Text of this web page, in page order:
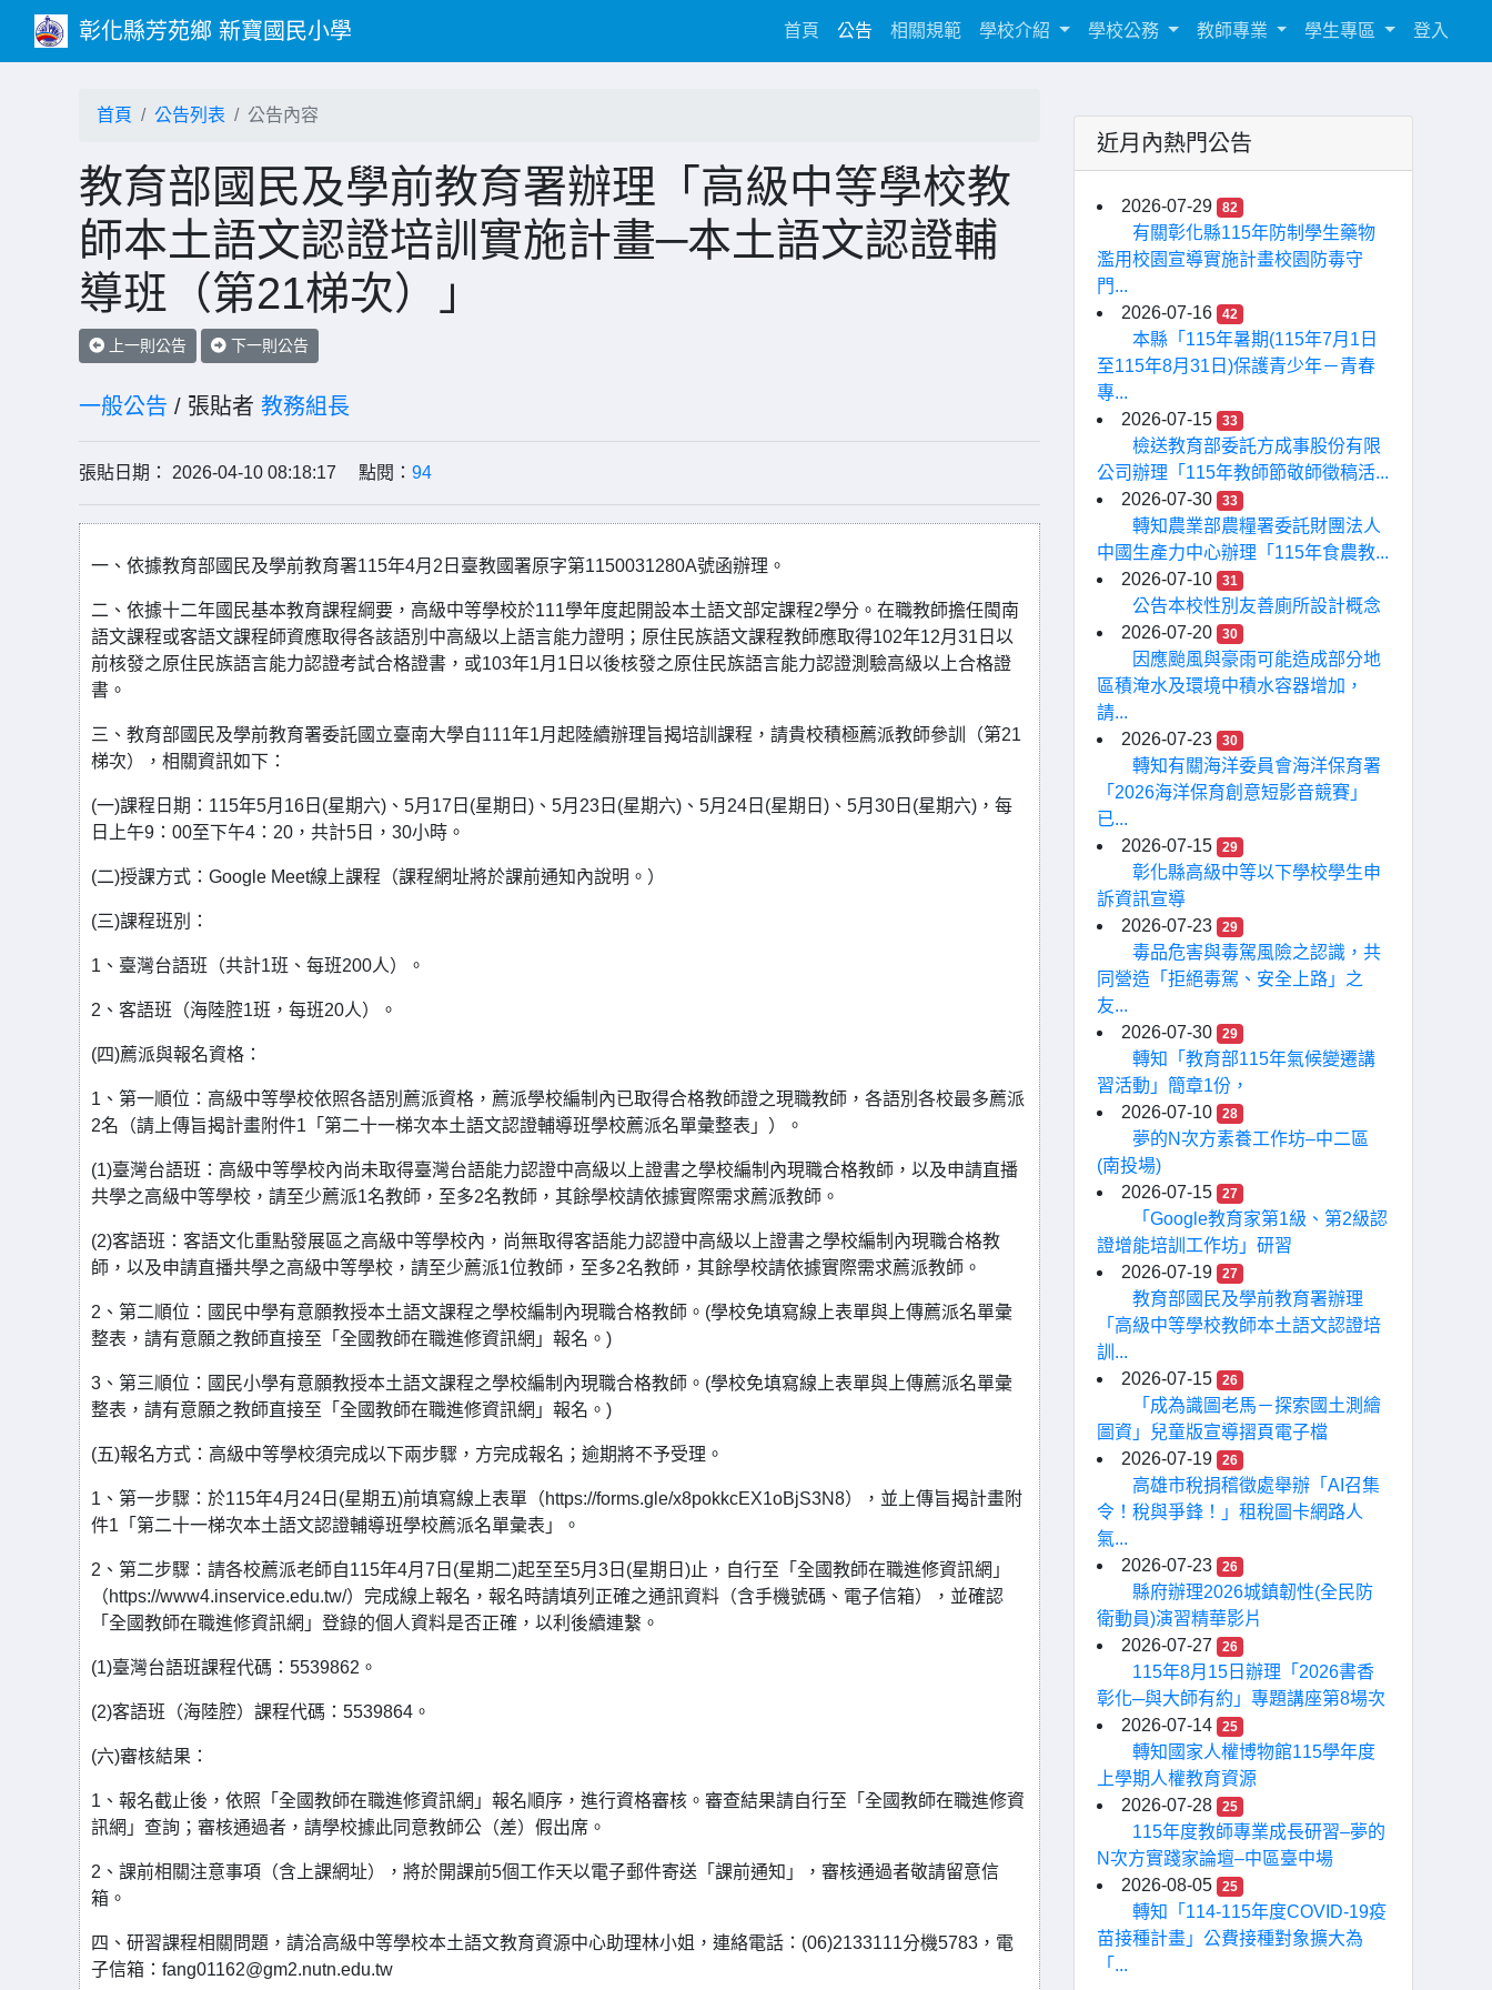
彰化縣芳苑鄉 新寶國民小學 首頁 (current)
公告 相關規範 學校介紹 學校公務 教師專業 學生專區 登入
首頁 公告列表 公告內容
教育部國民及學前教育署辦理「高級中等學校教
師本土語文認證培訓實施計畫─本土語文認證輔
導班（第21梯次）」
上一則公告 下一則公告
一般公告 / 張貼者 教務組長
張貼日期： 2026-04-10 08:18:17 點閱： 94
一、依據教育部國民及學前教育署115年4月2日臺教國署原字第1150031280A號函辦理。
二、依據十二年國民基本教育課程綱要，高級中等學校於111學年度起開設本土語文部定課程2學分。在職教師擔任閩南
語文課程或客語文課程師資應取得各該語別中高級以上語言能力證明；原住民族語文課程教師應取得102年12月31日以
前核發之原住民族語言能力認證考試合格證書，或103年1月1日以後核發之原住民族語言能力認證測驗高級以上合格證
書。
三、教育部國民及學前教育署委託國立臺南大學自111年1月起陸續辦理旨揭培訓課程，請貴校積極薦派教師參訓（第21
梯次），相關資訊如下：
(一)課程日期：115年5月16日(星期六)、5月17日(星期日)、5月23日(星期六)、5月24日(星期日)、5月30日(星期六)，每
日上午9：00至下午4：20，共計5日，30小時。
(二)授課方式：Google Meet線上課程（課程網址將於課前通知內說明。）
(三)課程班別：
1、臺灣台語班（共計1班、每班200人）。
2、客語班（海陸腔1班，每班20人）。
(四)薦派與報名資格：
1、第一順位：高級中等學校依照各語別薦派資格，薦派學校編制內已取得合格教師證之現職教師，各語別各校最多薦派
2名（請上傳旨揭計畫附件1「第二十一梯次本土語文認證輔導班學校薦派名單彙整表」）。
(1)臺灣台語班：高級中等學校內尚未取得臺灣台語能力認證中高級以上證書之學校編制內現職合格教師，以及申請直播
共學之高級中等學校，請至少薦派1名教師，至多2名教師，其餘學校請依據實際需求薦派教師。
(2)客語班：客語文化重點發展區之高級中等學校內，尚無取得客語能力認證中高級以上證書之學校編制內現職合格教
師，以及申請直播共學之高級中等學校，請至少薦派1位教師，至多2名教師，其餘學校請依據實際需求薦派教師。
2、第二順位：國民中學有意願教授本土語文課程之學校編制內現職合格教師。(學校免填寫線上表單與上傳薦派名單彙
整表，請有意願之教師直接至「全國教師在職進修資訊網」報名。)
3、第三順位：國民小學有意願教授本土語文課程之學校編制內現職合格教師。(學校免填寫線上表單與上傳薦派名單彙
整表，請有意願之教師直接至「全國教師在職進修資訊網」報名。)
(五)報名方式：高級中等學校須完成以下兩步驟，方完成報名；逾期將不予受理。
1、第一步驟：於115年4月24日(星期五)前填寫線上表單（https://forms.gle/x8pokkcEX1oBjS3N8），並上傳旨揭計畫附
件1「第二十一梯次本土語文認證輔導班學校薦派名單彙表」。
2、第二步驟：請各校薦派老師自115年4月7日(星期二)起至至5月3日(星期日)止，自行至「全國教師在職進修資訊網」
（https://www4.inservice.edu.tw/）完成線上報名，報名時請填列正確之通訊資料（含手機號碼、電子信箱），並確認
「全國教師在職進修資訊網」登錄的個人資料是否正確，以利後續連繫。
(1)臺灣台語班課程代碼：5539862。
(2)客語班（海陸腔）課程代碼：5539864。
(六)審核結果：
1、報名截止後，依照「全國教師在職進修資訊網」報名順序，進行資格審核。審查結果請自行至「全國教師在職進修資
訊網」查詢；審核通過者，請學校據此同意教師公（差）假出席。
2、課前相關注意事項（含上課網址），將於開課前5個工作天以電子郵件寄送「課前通知」，審核通過者敬請留意信
箱。
四、研習課程相關問題，請洽高級中等學校本土語文教育資源中心助理林小姐，連絡電話：(06)2133111分機5783，電
子信箱：fang01162@gm2.nutn.edu.tw
近月內熱門公告
2026-07-29 82
有關彰化縣115年防制學生藥物
濫用校園宣導實施計畫校園防毒守
門...
2026-07-16
42
本縣「115年暑期(115年7月1日
至115年8月31日)保護青少年－青春
專...
2026-07-15
33
檢送教育部委託方成事股份有限
公司辦理「115年教師節敬師徵稿活...
2026-07-30
33
轉知農業部農糧署委託財團法人
中國生產力中心辦理「115年食農教...
2026-07-10
31
公告本校性別友善廁所設計概念
2026-07-20
30
因應颱風與豪雨可能造成部分地
區積淹水及環境中積水容器增加，
請...
2026-07-23
30
轉知有關海洋委員會海洋保育署
「2026海洋保育創意短影音競賽」
已...
2026-07-15
29
彰化縣高級中等以下學校學生申
訴資訊宣導
2026-07-23
29
毒品危害與毒駕風險之認識，共
同營造「拒絕毒駕、安全上路」之
友...
2026-07-30
29
轉知「教育部115年氣候變遷講
習活動」簡章1份，
2026-07-10
28
夢的N次方素養工作坊–中二區
(南投場)
2026-07-15
27
「Google教育家第1級、第2級認
證增能培訓工作坊」研習
2026-07-19
27
教育部國民及學前教育署辦理
「高級中等學校教師本土語文認證培
訓...
2026-07-15
26
「成為識圖老馬－探索國土測繪
圖資」兒童版宣導摺頁電子檔
2026-07-19
26
高雄市稅捐稽徵處舉辦「AI召集
令！稅與爭鋒！」租稅圖卡網路人
氣...
2026-07-23
26
縣府辦理2026城鎮韌性(全民防
衛動員)演習精華影片
2026-07-27
26
115年8月15日辦理「2026書香
彰化─與大師有約」專題講座第8場次
2026-07-14
25
轉知國家人權博物館115學年度
上學期人權教育資源
2026-07-28
25
115年度教師專業成長研習–夢的
N次方實踐家論壇–中區臺中場
2026-08-05
25
轉知「114-115年度COVID-19疫
苗接種計畫」公費接種對象擴大為
「...